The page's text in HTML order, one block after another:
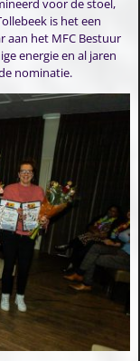
voor de stoel,
is het een
aan het MFC Bestuur
energie en al jaren
nominatie.